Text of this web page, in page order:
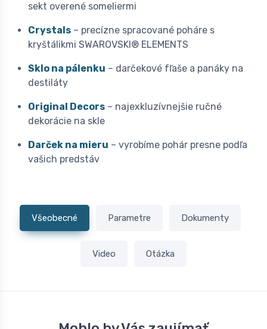
sekt overené someliermi
Crystals – precízne spracované poháre s
kryštálikmi SWAROVSKI® ELEMENTS
Sklo na pálenku – darčekové fľaše a panáky na
destiláty
Original Decors – najexkluzívnejšie ručné
dekorácie na skle
Darček na mieru – vyrobíme pohár presne podľa
vašich predstáv
Všeobecné Parametre Dokumenty
Video Otázka